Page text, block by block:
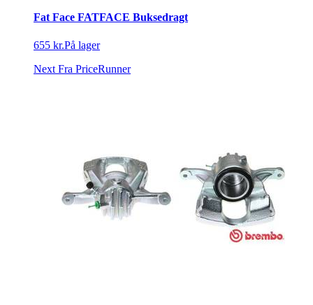
Fat Face FATFACE Buksedragt
655 kr.På lager
Next Fra PriceRunner